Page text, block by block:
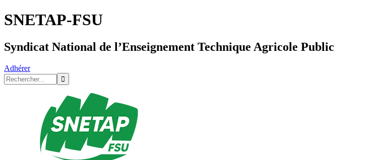
SNETAP-FSU
Syndicat National de l’Enseignement Technique Agricole Public
Adhérer